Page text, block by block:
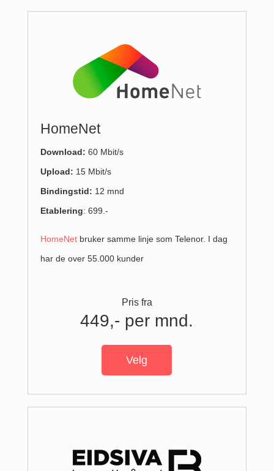
HomeNet
Download: 60 Mbit/s
Upload: 15 Mbit/s
Bindingstid: 12 mnd
Etablering: 699.-
HomeNetbruker samme linje som Telenor. I dag
har de over 55.000 kunder
Pris fra
449,- per mnd.
Velg